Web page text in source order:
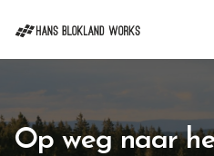
Op weg naar